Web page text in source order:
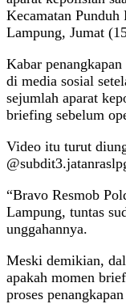
Kecamatan Punduh
Lampung, Jumat
Kabar
di media sosial
sejumlah aparat
briefing sebelum
Video itu turut
“Bravo Resmob
Lampung, tuntas
unggahannya.
Meski demikian,
apakah momen
proses